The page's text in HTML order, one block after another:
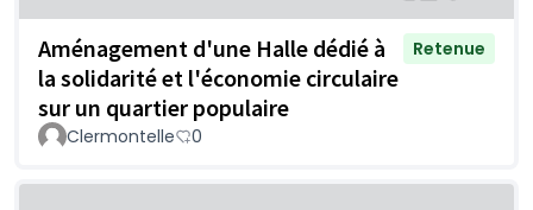
Aménagement d'une Halle dédié à
la solidarité et l'économie circulaire
sur un quartier populaire
Retenue
Clermontelle 0